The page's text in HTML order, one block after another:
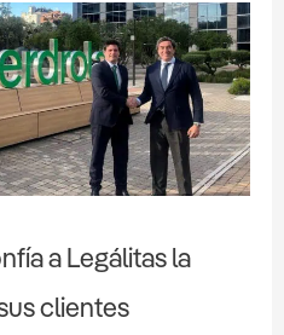
a Legálitas la
clientes